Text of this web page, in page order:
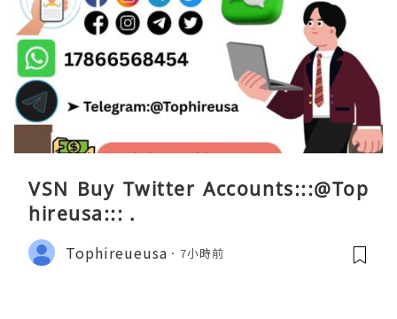
VSN Buy Twitter Accounts:::@Top
hireusa::: .
Tophireueusa 7小時前